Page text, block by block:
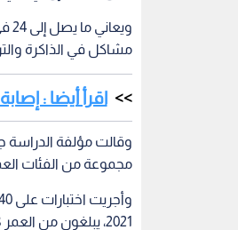
مشاكل في الذاكرة
اقرأ أيضا :
وقالت مؤلفة الدراسة
مجموعة من الفئات
2021، يبلغون من العمر 18 عاما أو أكثر، وليس لديهم تاريخ من المعاناة من الخرف.